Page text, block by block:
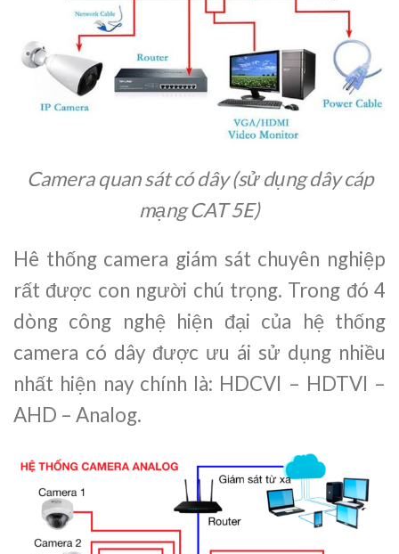
Camera quan sát có dây (sử dụng dây cáp
mạng CAT 5E)
Hê thống camera giám sát chuyên nghiệp
rất được con người chú trọng. Trong đó 4
dòng công nghệ hiện đại của hệ thống
camera có dây được ưu ái sử dụng nhiều
nhất hiện nay chính là: HDCVI – HDTVI –
AHD – Analog.